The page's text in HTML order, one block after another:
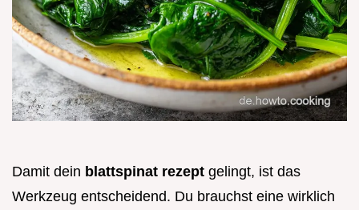
Damit dein blattspinat rezept gelingt, ist das
Werkzeug entscheidend. Du brauchst eine wirklich